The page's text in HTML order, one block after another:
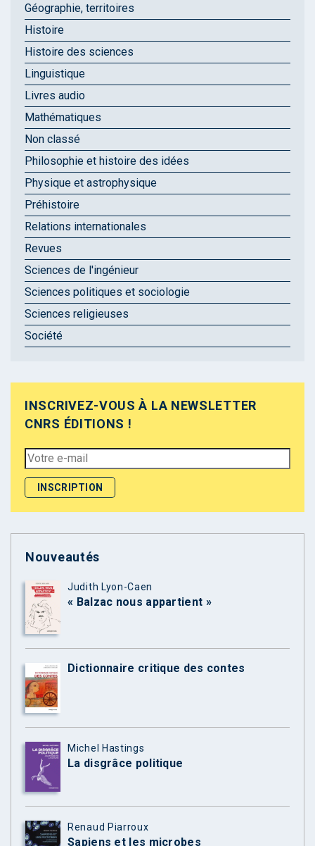
Géographie, territoires
Histoire
Histoire des sciences
Linguistique
Livres audio
Mathématiques
Non classé
Philosophie et histoire des idées
Physique et astrophysique
Préhistoire
Relations internationales
Revues
Sciences de l'ingénieur
Sciences politiques et sociologie
Sciences religieuses
Société
INSCRIVEZ-VOUS À LA NEWSLETTER
CNRS ÉDITIONS !
Nouveautés
Judith Lyon-Caen
« Balzac nous appartient »
Dictionnaire critique des contes
Michel Hastings
La disgrâce politique
Renaud Piarroux
Sapiens et les microbes